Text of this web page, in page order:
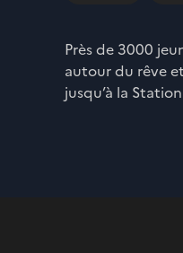
Près de 3000
autour du rêve
jusqu’à la